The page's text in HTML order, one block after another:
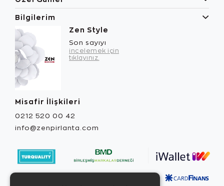
Bilgilerim
Zen Style
Son sayıyı
incelemek için
tıklayınız.
Misafir İlişkileri
0212 520 00 42
info@zenpirlanta.com